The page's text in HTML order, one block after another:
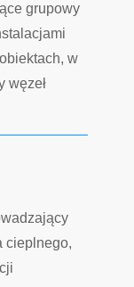
grupowy
w
węzeł
cieplnego,